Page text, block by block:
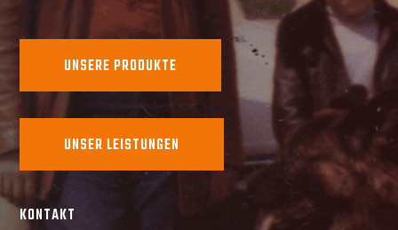
UNSERE PRODUKTE
UNSER LEISTUNGEN
KONTAKT